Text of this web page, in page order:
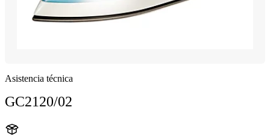
Asistencia técnica
GC2120/02